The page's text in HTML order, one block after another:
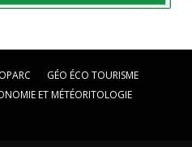
GÉO ÉCO TOURISME
ET MÉTÉORITOLOGIE